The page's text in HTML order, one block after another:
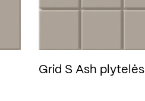
Grid S Ash plytelės